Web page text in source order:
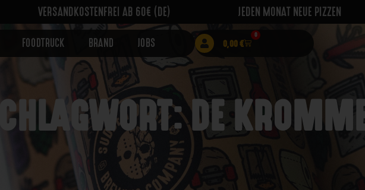
VERSANDKOSTENFREI AB 60€ (DE) JEDEN MONAT NEUE PIZZEN
FOODTRUCK BRAND JOBS 0,00€
0
SCHLAGWORT: DE